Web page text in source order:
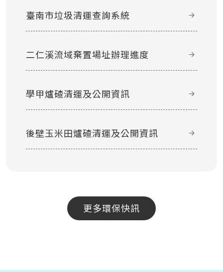
臺南市垃圾清運查詢系統
二仁溪流域棄置場址辦理進度
學甲爐碴清運及公開資訊
後壁玉米田爐碴清運及公開資訊
更多環保快訊